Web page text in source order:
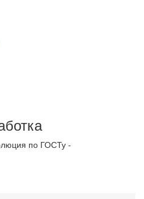
по ГОСТу -